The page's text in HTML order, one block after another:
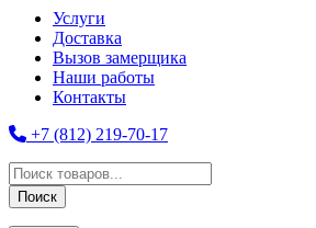
Услуги
Доставка
Вызов замерщика
Наши работы
Контакты
+7 (812) 219-70-17
Поиск
товаров
Поиск